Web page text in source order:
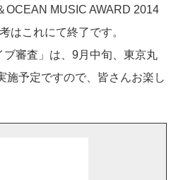
OCEAN MUSIC AWARD 2014
はこれにて終了です。
審査」は、9月中旬、東京丸
施予定ですので、皆さんお楽し